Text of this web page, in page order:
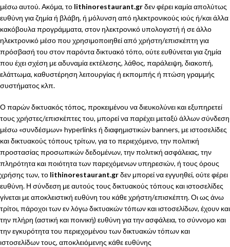
μέσω αυτού. Ακόμα, το lithinorestaurant.grδεν φέρει καμία απολύτως
ευθύνη για ζημία ή βλάβη, ή μόλυνση από ηλεκτρονικούς ιούς ή/και άλλα
κακόβουλα προγράμματα, στον ηλεκτρονικό υπολογιστή ή σε άλλο
ηλεκτρονικό μέσο που χρησιμοποιηθεί από χρήστη/επισκέπτη για
πρόσβασή του στον παρόντα δικτυακό τόπο, ούτε ευθύνεται για ζημία
που έχει σχέση με αδυναμία εκτέλεσης, λάθος, παράλειψη, διακοπή,
ελάττωμα, καθυστέρηση λειτουργίας ή εκπομπής ή πτώση γραμμής
συστήματος κλπ.
Ο παρών δικτυακός τόπος, προκειμένου να διευκολύνει και εξυπηρετεί
τους χρήστες/επισκέπτες του, μπορεί να παρέχει μεταξύ άλλων σύνδεση
μέσω «συνδέσμων» hyperlinks ή διαφημιστικών banners, με ιστοσελίδες
και δικτυακούς τόπους τρίτων, για το περιεχόμενο, την πολιτική
προστασίας προσωπικών δεδομένων, την πολιτική ασφάλειας, την
πληρότητα και ποιότητα των παρεχόμενων υπηρεσιών, ή τους όρους
χρήσης των, το lithinorestaurant.grδεν μπορεί να εγγυηθεί, ούτε φέρει
ευθύνη. Η σύνδεση με αυτούς τους δικτυακούς τόπους και ιστοσελίδες
γίνεται με αποκλειστική ευθύνη του κάθε χρήστη/επισκέπτη. Οι ως άνω
τρίτοι, πάροχοι των εν λόγω δικτυακών τόπων και ιστοσελίδων, έχουν και
την πλήρη (αστική και ποινική) ευθύνη για την ασφάλεια, το σύννομο και
την εγκυρότητα του περιεχομένου των δικτυακών τόπων και
ιστοσελίδων τους, αποκλειόμενης κάθε ευθύνης